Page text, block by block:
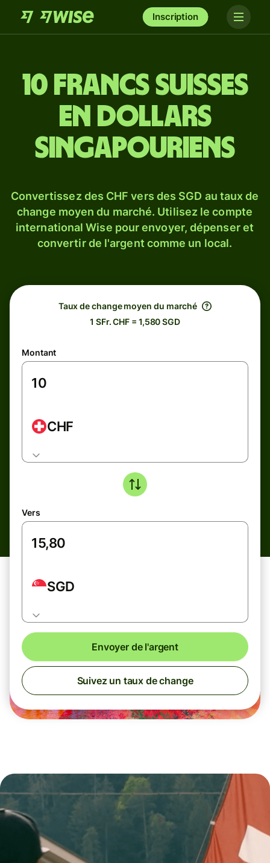
Inscription
10 francs suisses
en dollars
singapouriens
Convertissez des CHF vers des SGD au taux de
change moyen du marché. Utilisez le compte
international Wise pour envoyer, dépenser et
convertir de l'argent comme un local.
Taux de change moyen du marché
1 SFr. CHF = 1,580 SGD
Montant
CHF
Vers
SGD
Envoyer de l'argent
Suivez un taux de change